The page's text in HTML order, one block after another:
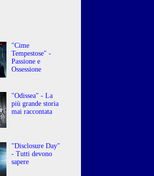
"Cime
Tempestose" -
Passione e
Ossessione
"Odissea" - La
più grande storia
mai raccontata
"Disclosure Day"
- Tutti devono
sapere